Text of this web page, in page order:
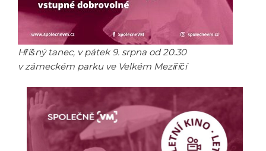
Hříšný tanec, v pátek 9. srpna od 20.30
v zámeckém parku ve Velkém Meziříčí